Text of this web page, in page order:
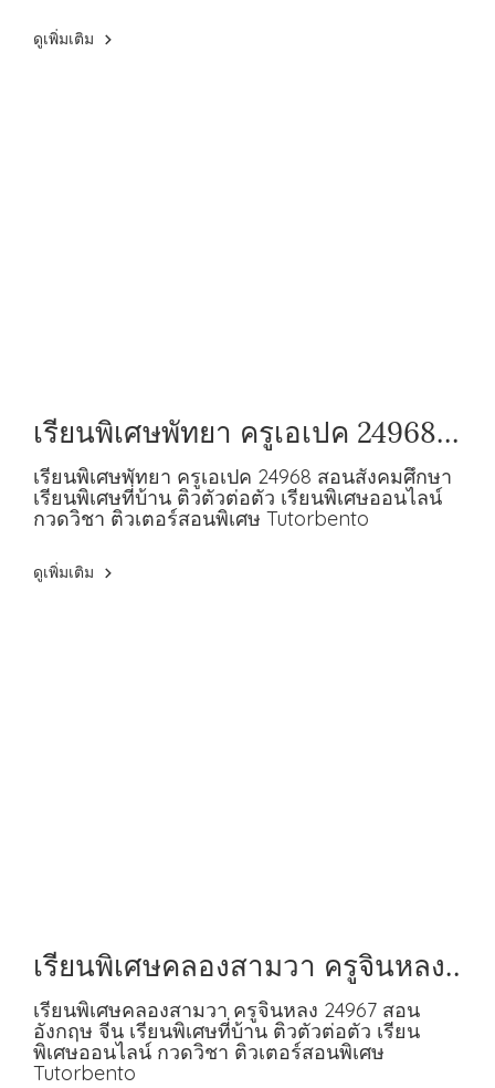
ดูเพิ่มเติม
เรียนพิเศษพัทยา ครูเอเปค 24968
สอนสังคมศึกษา
เรียนพิเศษพัทยา ครูเอเปค 24968 สอนสังคมศึกษา
เรียนพิเศษที่บ้าน ติวตัวต่อตัว เรียนพิเศษออนไลน์
กวดวิชา ติวเตอร์สอนพิเศษ Tutorbento
ดูเพิ่มเติม
เรียนพิเศษคลองสามวา ครูจินหลง
24967 สอนอังกฤษ จีน
เรียนพิเศษคลองสามวา ครูจินหลง 24967 สอน
อังกฤษ จีน เรียนพิเศษที่บ้าน ติวตัวต่อตัว เรียน
พิเศษออนไลน์ กวดวิชา ติวเตอร์สอนพิเศษ
Tutorbento